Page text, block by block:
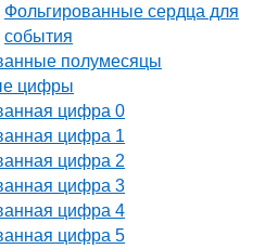
Фольгированные сердца для
события
полумесяцы
цифры
цифра 0
цифра 1
цифра 2
цифра 3
цифра 4
цифра 5